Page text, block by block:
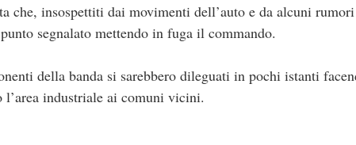
che, insospettiti dai movimenti dell’auto e da alcuni
segnalato mettendo in fuga il commando.
della banda si sarebbero dileguati in pochi istanti
l’area industriale ai comuni vicini.